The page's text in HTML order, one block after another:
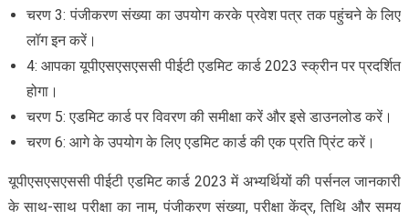
चरण 3: पंजीकरण संख्या का उपयोग करके प्रवेश पत्र तक पहुंचने के लिए
लॉग इन करें।
4: आपका यूपीएसएसएससी पीईटी एडमिट कार्ड 2023 स्क्रीन पर प्रदर्शित
होगा।
चरण 5: एडमिट कार्ड पर विवरण की समीक्षा करें और इसे डाउनलोड करें।
चरण 6: आगे के उपयोग के लिए एडमिट कार्ड की एक प्रति प्रिंट करें।
यूपीएसएसएससी पीईटी एडमिट कार्ड 2023 में अभ्यर्थियों की पर्सनल जानकारी
के साथ-साथ परीक्षा का नाम, पंजीकरण संख्या, परीक्षा केंद्र, तिथि और समय